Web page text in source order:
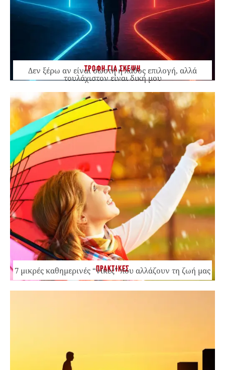
ΤΡΟΦΗ ΓΙΑ ΣΚΕΨΗ
Δεν ξέρω αν είναι σωστή ή λάθος επιλογή, αλλά
τουλάχιστον είναι δική μου
ΠΡΑΚΤΙΚΕΣ
7 μικρές καθημερινές “νίκες” που αλλάζουν τη ζωή μας